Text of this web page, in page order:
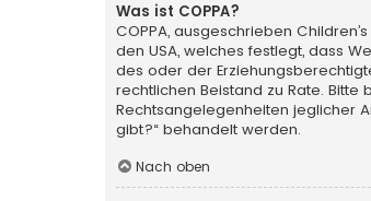
Was ist COPPA?
COPPA, ausgeschrieben
den USA, welches festlegt, dass
des oder der
rechtlichen Beistand zu Rate.
Rechtsangelegenheiten jeglicher
gibt?“ behandelt werden.
Nach oben